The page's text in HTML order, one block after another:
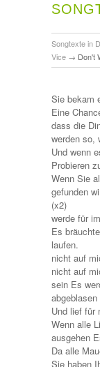
Songtexte in
Vice → Don't
Sie bekam
Eine
dass die
werden so,
Und wenn
Probieren
Wenn Sie
gefunden
(x2)
werde für
Es
laufen.
nicht auf
nicht auf
sein Es
Und lief für
Wenn alle
ausgehen
Da alle
Sie haben